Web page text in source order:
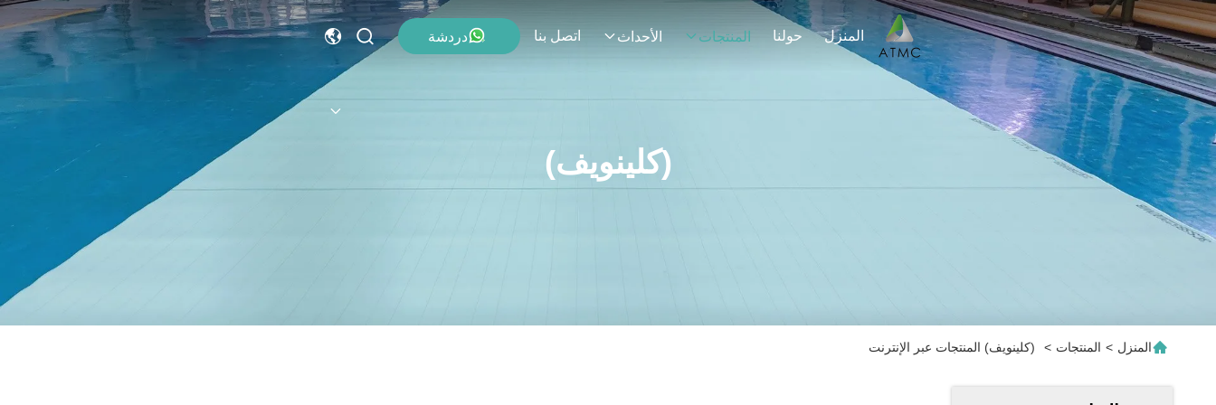
المنزل حولنا المنتجات الأحداث اتصل بنا دردشة
(كلينويف)
المنزل > المنتجات > (كلينويف) المنتجات عبر الإنترنت